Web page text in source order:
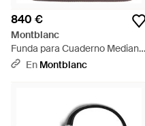
840 €
Montblanc
Funda para Cuaderno Mediano
con Cremallera de Piel Sartorial
En Montblanc